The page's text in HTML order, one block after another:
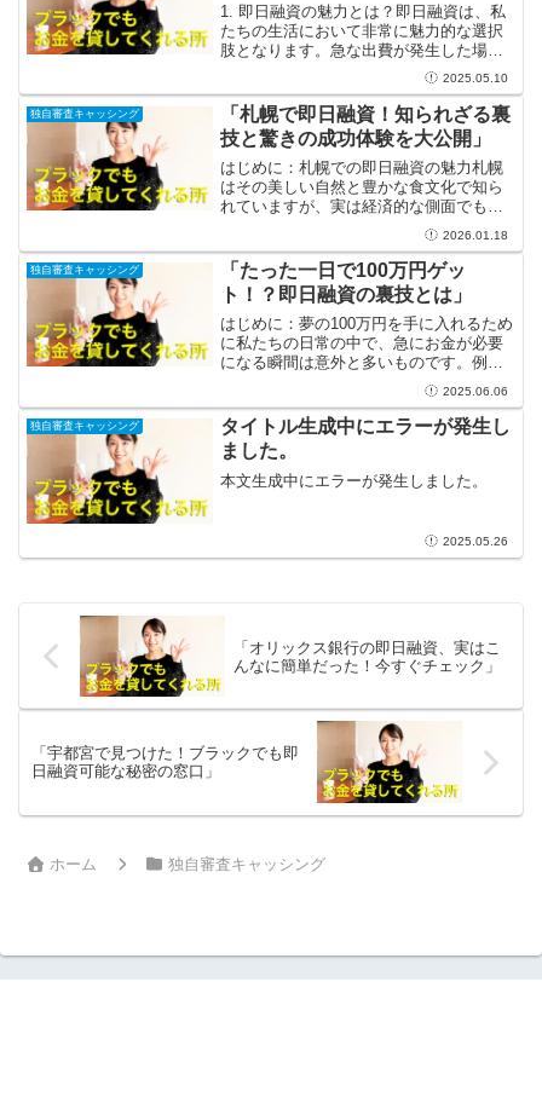
1. 即日融資の魅力とは？即日融資は、私
たちの生活において非常に魅力的な選択
肢となります。急な出費が発生した場
合、すぐにお金が必要になることがあり
ますよね。例えば、予期せぬ医療費や家
電の故障など、生活の中でさまざまなト
ラブルが発生します。し...
2025.05.10
独自審査キャッシング
「札幌で即日融資！知られざる裏
技と驚きの成功体験を大公開」
はじめに：札幌での即日融資の魅力札幌
はその美しい自然と豊かな食文化で知ら
れていますが、実は経済的な側面でも魅
力的な都市なのです。急な出費に困った
とき、頼りになるのが即日融資。手軽で
迅速なサポートが受けられるこのサービ
スは、忙しい現代人にとっ...
2026.01.18
独自審査キャッシング
「たった一日で100万円ゲッ
ト！？即日融資の裏技とは」
はじめに：夢の100万円を手に入れるため
に私たちの日常の中で、急にお金が必要
になる瞬間は意外と多いものです。例え
ば、大切な人のための特別なイベント、
急な医療費、さらには家賃の支払いな
ど、いろいろな場面でお金が求められる
ことがあります。そんな...
2025.06.06
独自審査キャッシング
タイトル生成中にエラーが発生し
ました。
本文生成中にエラーが発生しました。
2025.05.26
「オリックス銀行の即日融資、実はこ
んなに簡単だった！今すぐチェック」
「宇都宮で見つけた！ブラックでも即
日融資可能な秘密の窓口」
ホーム 独自審査キャッシング